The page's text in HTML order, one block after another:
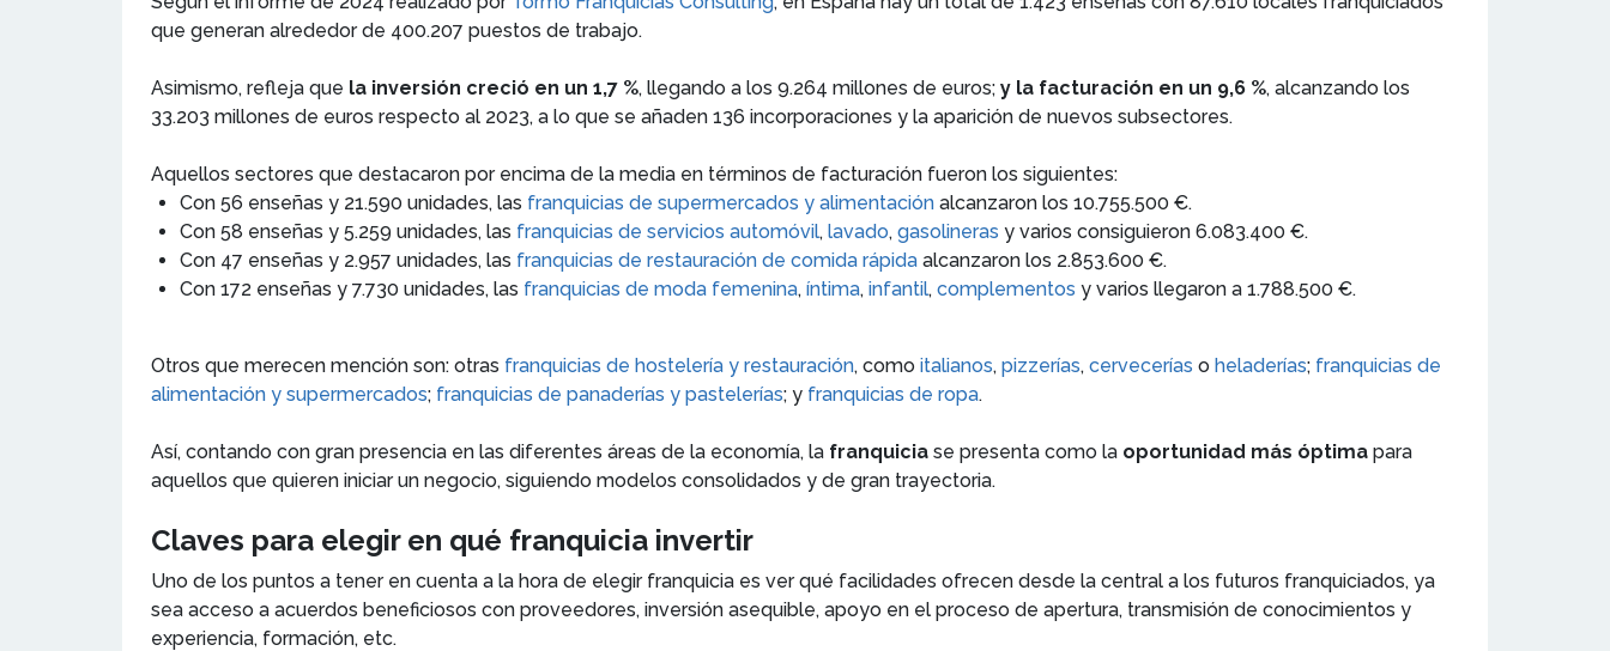
que generan alrededor de 400.207 puestos de trabajo.
Asimismo, refleja que la inversión creció en un 1,7 %, llegando a los 9.264 millones de euros; y la facturación en un 9,6 %, alcanzando los
33.203 millones de euros respecto al 2023, a lo que se añaden 136 incorporaciones y la aparición de nuevos subsectores.
Aquellos sectores que destacaron por encima de la media en términos de facturación fueron los siguientes:
Con 56 enseñas y 21.590 unidades, las franquicias de supermercados y alimentación alcanzaron los 10.755.500 €.
Con 58 enseñas y 5.259 unidades, las franquicias de servicios automóvil, lavado, gasolineras y varios consiguieron 6.083.400 €.
Con 47 enseñas y 2.957 unidades, las franquicias de restauración de comida rápida alcanzaron los 2.853.600 €.
Con 172 enseñas y 7.730 unidades, las franquicias de moda femenina, íntima, infantil, complementos y varios llegaron a 1.788.500 €.
Otros que merecen mención son: otras franquicias de hostelería y restauración, como italianos, pizzerías, cervecerías o heladerías; franquicias de
alimentación y supermercados; franquicias de panaderías y pastelerías; y franquicias de ropa.
Así, contando con gran presencia en las diferentes áreas de la economía, la franquicia se presenta como la oportunidad más óptima para
aquellos que quieren iniciar un negocio, siguiendo modelos consolidados y de gran trayectoria.
Claves para elegir en qué franquicia invertir
Uno de los puntos a tener en cuenta a la hora de elegir franquicia es ver qué facilidades ofrecen desde la central a los futuros franquiciados, ya
sea acceso a acuerdos beneficiosos con proveedores, inversión asequible, apoyo en el proceso de apertura, transmisión de conocimientos y
experiencia, formación, etc.